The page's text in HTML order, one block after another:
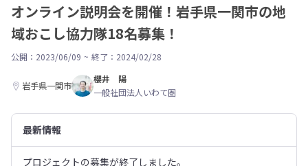
オンライン説明会を開催！岩手県一関市の地
域おこし協力隊18名募集！
公開：2023/06/09 ~ 終了：2024/02/28
岩手県一関市
櫻井 陽
一般社団法人いわて圏
最新情報
プロジェクトの募集が終了しました。